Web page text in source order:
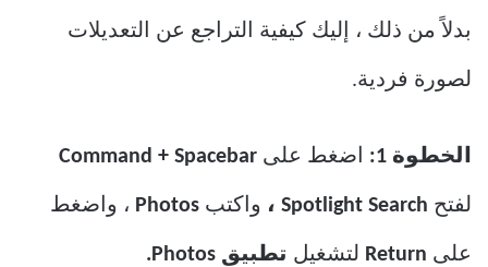
بدلاً من ذلك ، إليك كيفية التراجع عن التعديلات
لصورة فردية.
الخطوة 1: اضغط على
لفتح واكتب Photos ، واضغط
على Return لتشغيل تطبيق Photos.